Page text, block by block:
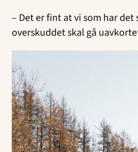
– Det er fint at vi som har
overskuddet skal gå